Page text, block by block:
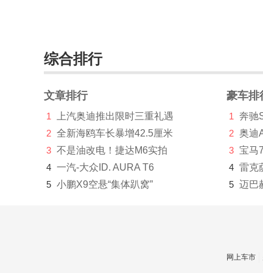
奥迪R8
奥迪RS3(683)
奥迪TT RS(停产)(249)
奥迪AUDI(140)
综合排行
文章排行
1
上汽奥迪推出限时三重礼遇
2 全新海鸥车长暴增42.5厘米
3 不是油改电！捷达M6实拍
4 一汽-大众ID. AURA T6
5 小鹏X9空悬“集体趴窝”
豪车排
1 奔驰
2 奥迪
3 宝马
4 雷克
5 迈巴
网上车市